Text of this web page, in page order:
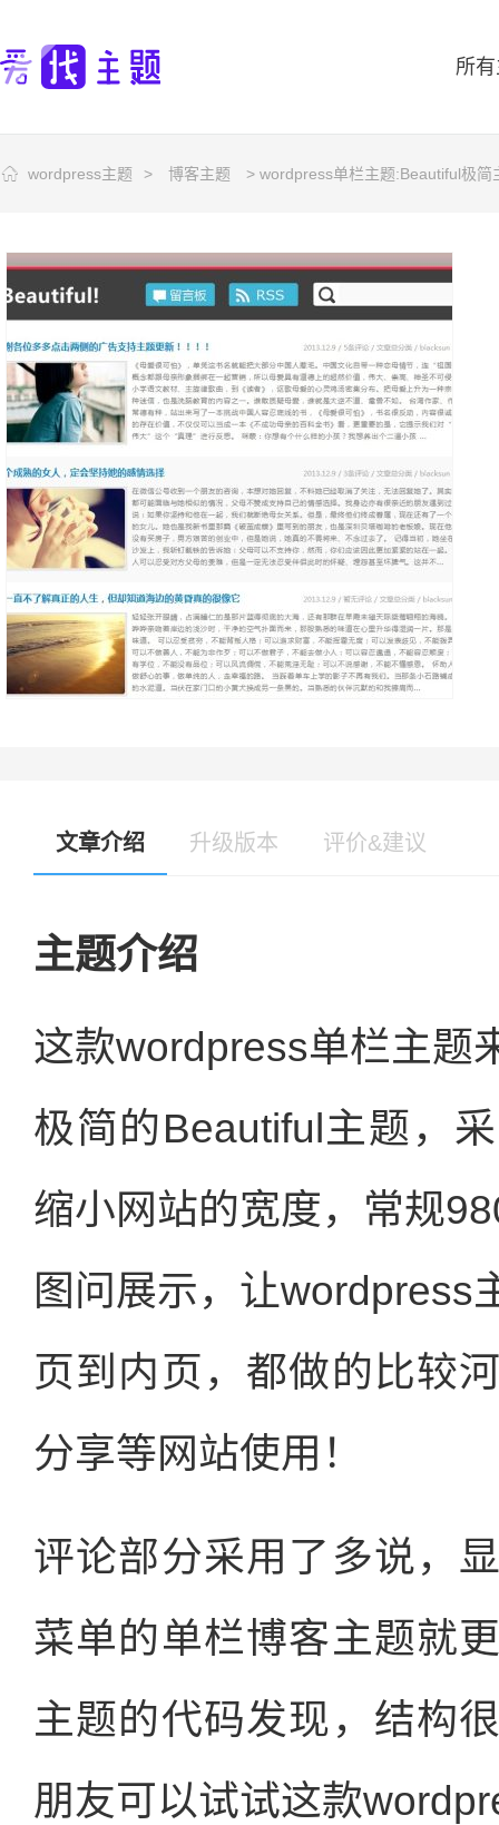
所
wordpress主题 > 博客主题 > wordpress单栏主题:Beautiful极简
文章介绍 升级版本 评价&建议
主题介绍
这款wordpress单栏主题
极简的Beautiful主题，
缩小网站的宽度，常规
图问展示，让wordpress
页到内页，都做的比较
分享等网站使用！
评论部分采用了多说，
菜单的单栏博客主题就
主题的代码发现，结构
朋友可以试试这款